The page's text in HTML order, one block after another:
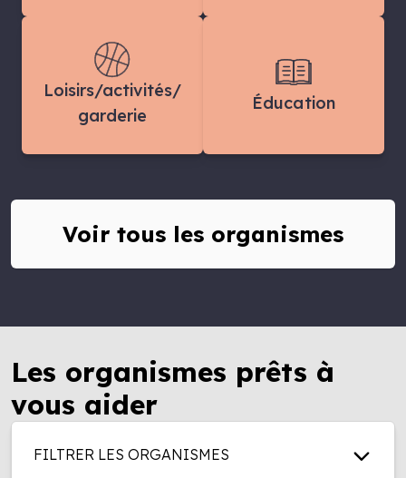
Loisirs/activités/
garderie
Éducation
Voir tous les organismes
Les organismes prêts à
vous aider
FILTRER LES ORGANISMES